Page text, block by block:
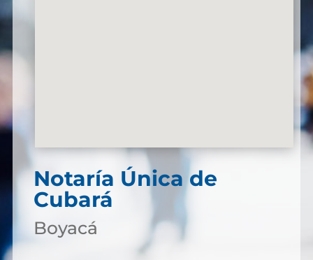
Notaría Única de
Cubará
Boyacá